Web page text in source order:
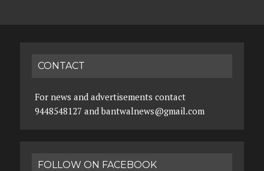
CONTACT
For news and advertisements contact
9448548127 and bantwalnews@gmail.com
FOLLOW ON FACEBOOK